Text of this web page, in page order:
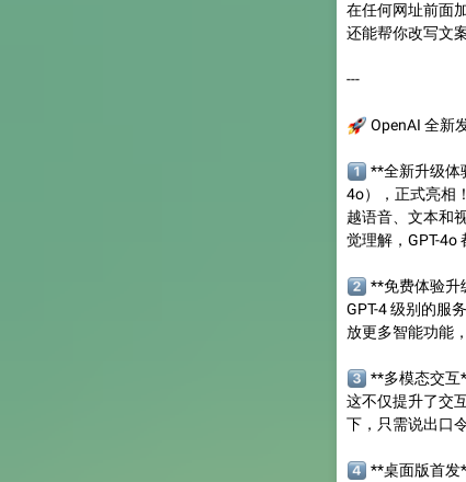
在任何网址前面
还能帮你改写文
---
🚀OpenAI 全新
1️⃣**全新升级体
4o），正式亮相
越语音、文本和
觉理解，GPT-4o
2️⃣**免费体验升
GPT-4 级别的服
放更多智能功能
3️⃣**多模态交互
这不仅提升了交
下，只需说出口
4️⃣**桌面版首发